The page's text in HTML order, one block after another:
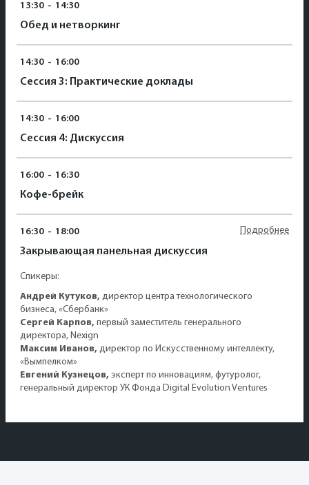
13:30 - 14:30
Обед и нетворкинг
14:30 - 16:00
Сессия 3: Практические доклады
14:30 - 16:00
Сессия 4: Дискуссия
16:00 - 16:30
Кофе-брейк
16:30 - 18:00
Закрывающая панельная дискуссия
Подробнее
Спикеры:
Андрей Кутуков, директор центра технологического
бизнеса, «Сбербанк»
Сергей Карпов, первый заместитель генерального
директора, Nexign
Максим Иванов, директор по Искусственному интеллекту,
«Вымпелком»
Евгений Кузнецов, эксперт по инновациям, футуролог,
генеральный директор УК Фонда Digital Evolution Ventures